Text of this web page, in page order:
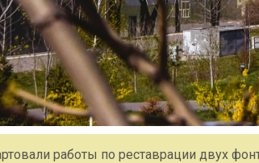
работы по реставрации двух